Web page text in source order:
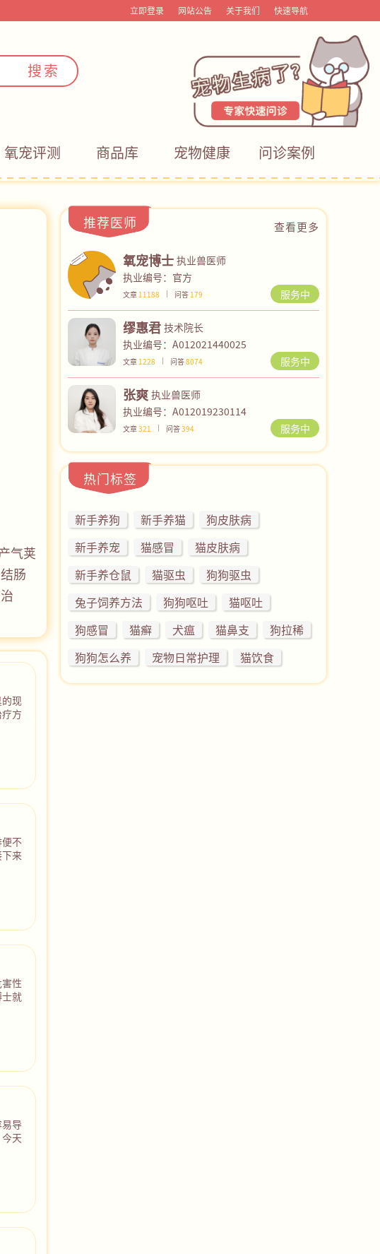
立即登录 网站公告 关于我们 快速导航
搜索
氧宠评测 商品库 宠物健康 问诊案例
气荚
肠
现
方
不
来
性
就
导
天
推荐医师 查看更多
氧宠博士 执业兽医师
执业编号：官方
文章 11188 问答 179 服务中
缪惠君 技术院长
执业编号：A012021440025
文章 1228 问答8074 服务中
张爽 执业兽医师
执业编号：A012019230114
文章321 问答394 服务中
热门标签
新手养狗 新手养猫
狗皮肤病
新手养宠
猫感冒
猫皮肤病
新手养仓鼠
猫驱虫
狗狗驱虫
兔子饲养方法
狗狗呕吐
猫呕吐
狗感冒
猫癣 犬瘟 猫鼻支
狗拉稀
狗狗怎么养
宠物日常护理 猫饮食